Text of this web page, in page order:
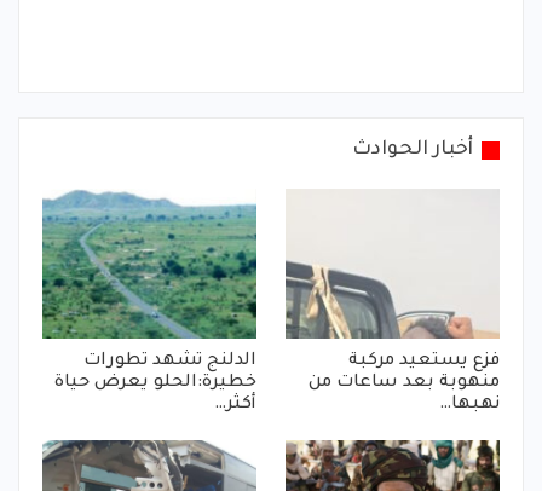
أخبار الحوادث
فزع يستعيد مركبة
منهوبة بعد ساعات من
نهبها…
الدلنج تشهد تطورات
خطيرة:الحلو يعرض حياة
أكثر…